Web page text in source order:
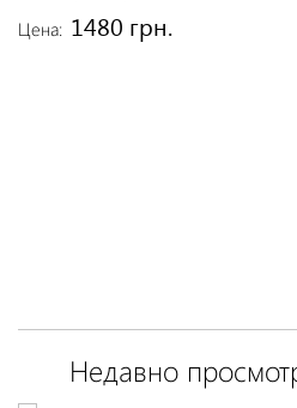
Цена: 1480 грн.
Недавно